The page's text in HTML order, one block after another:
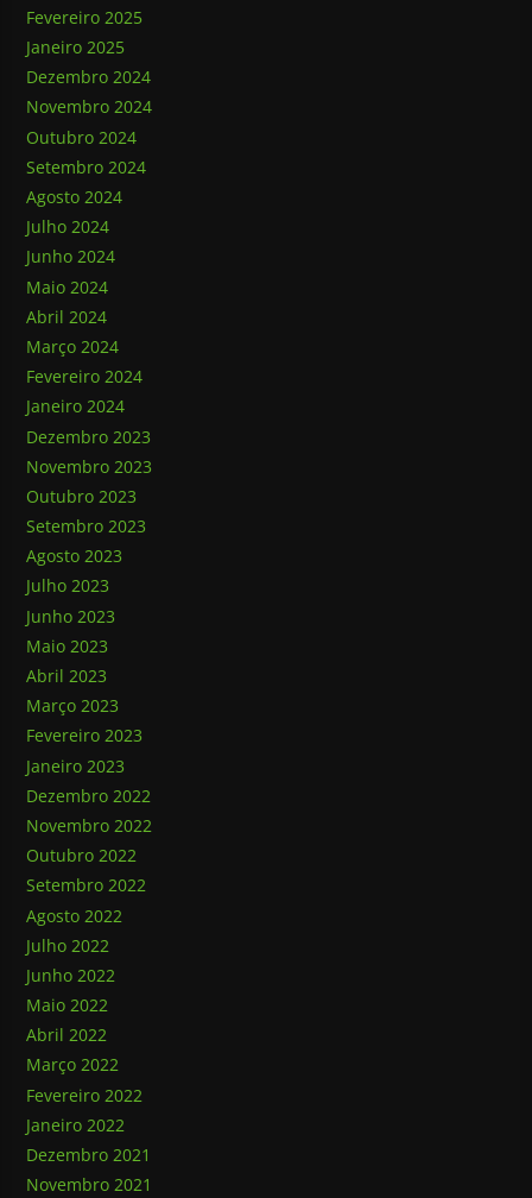
Fevereiro 2025
Janeiro 2025
Dezembro 2024
Novembro 2024
Outubro 2024
Setembro 2024
Agosto 2024
Julho 2024
Junho 2024
Maio 2024
Abril 2024
Março 2024
Fevereiro 2024
Janeiro 2024
Dezembro 2023
Novembro 2023
Outubro 2023
Setembro 2023
Agosto 2023
Julho 2023
Junho 2023
Maio 2023
Abril 2023
Março 2023
Fevereiro 2023
Janeiro 2023
Dezembro 2022
Novembro 2022
Outubro 2022
Setembro 2022
Agosto 2022
Julho 2022
Junho 2022
Maio 2022
Abril 2022
Março 2022
Fevereiro 2022
Janeiro 2022
Dezembro 2021
Novembro 2021